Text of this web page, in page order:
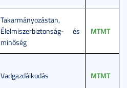
Takarmányozástan,
Élelmiszerbiztonság- és
minőség
MTMT
Vadgazdálkodás MTMT